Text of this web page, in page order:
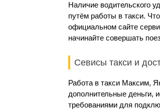
Наличие водительского
путём работы в такси.
официальном сайте
начинайте совершать
Севисы такси и
Работа в такси Максим,
дополнительные деньги,
требованиями для